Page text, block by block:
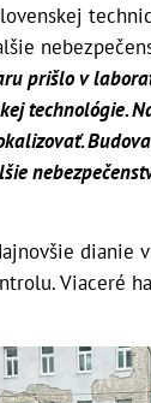
prišlo v
technológie.
dianie
Viaceré